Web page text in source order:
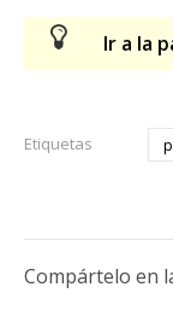
Ir a la
Etiquetas
Compártelo en